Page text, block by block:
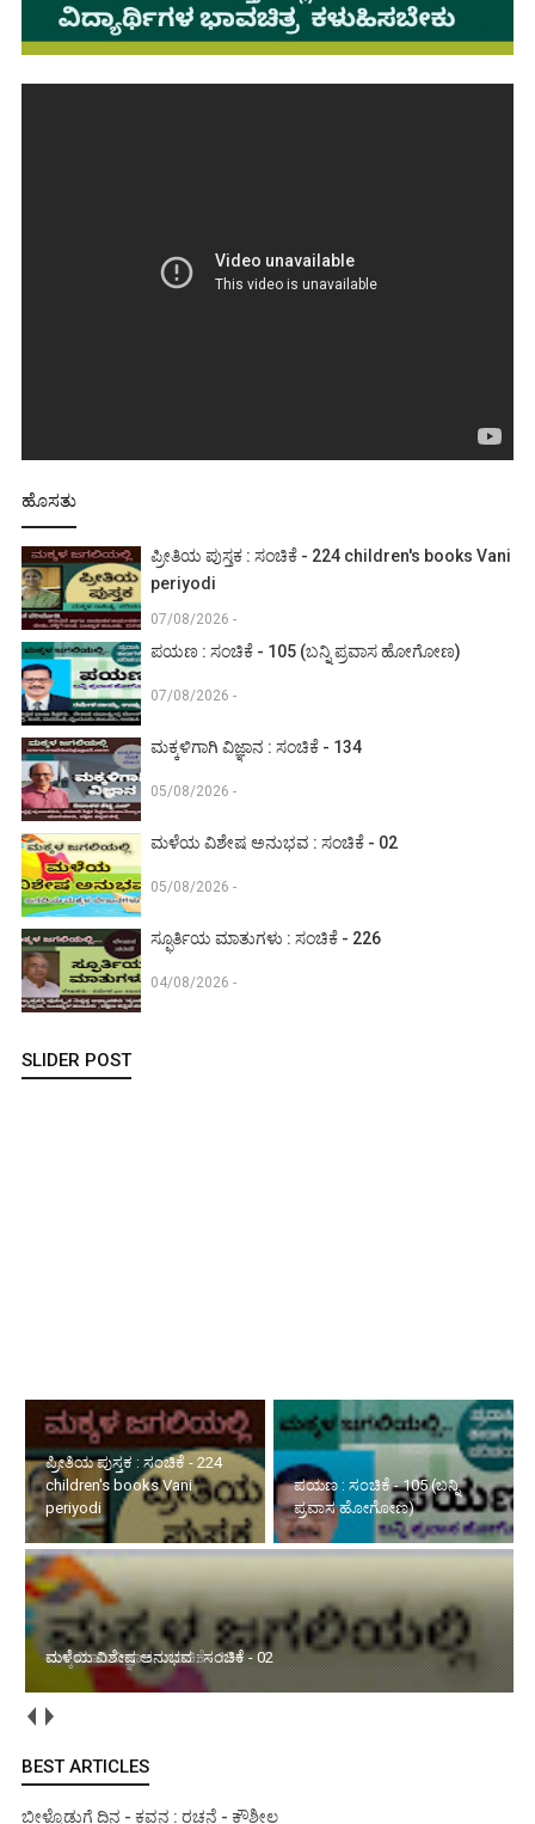
ಹೊಸತು
ಪ್ರೀತಿಯ ಪುಸ್ತಕ : ಸಂಚಿಕೆ - 224 children's books Vani
periyodi
07/08/2026 -
ಪಯಣ : ಸಂಚಿಕೆ - 105 (ಬನ್ನಿ ಪ್ರವಾಸ ಹೋಗೋಣ)
07/08/2026 -
ಮಕ್ಕಳಿಗಾಗಿ ವಿಜ್ಞಾನ : ಸಂಚಿಕೆ - 134
05/08/2026 -
ಮಳೆಯ ವಿಶೇಷ ಅನುಭವ : ಸಂಚಿಕೆ - 02
05/08/2026 -
ಸ್ಫೂರ್ತಿಯ ಮಾತುಗಳು : ಸಂಚಿಕೆ - 226
04/08/2026 -
SLIDER POST
ಪಯಣ : ಸಂಚಿಕೆ - 105 (ಬನ್ನಿ
ಪ್ರವಾಸ ಹೋಗೋಣ)
ಮಕ್ಕಳಿಗಾಗಿ ವಿಜ್ಞಾನ : ಸಂಚಿಕೆ -
134
ಮಳೆಯ ವಿಶೇಷ ಅನುಭವ : ಸಂಚಿಕೆ - 02
BEST ARTICLES
ಬೀಳ್ಕೊಡುಗೆ ದಿನ - ಕವನ : ರಚನೆ - ಕೌಶೀಲ